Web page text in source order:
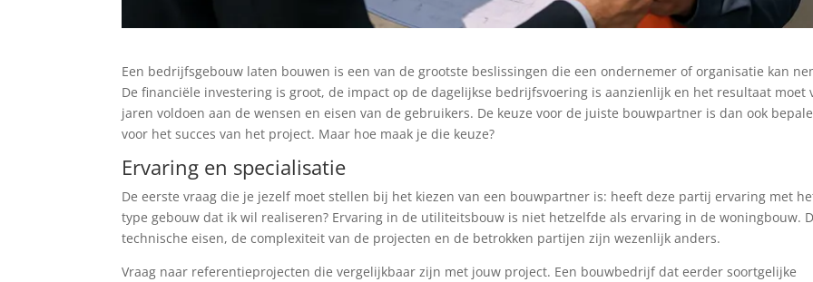
Een bedrijfsgebouw laten bouwen is een van de grootste beslissingen die een ondernemer of organisatie kan
De financiële investering is groot, de impact op de dagelijkse bedrijfsvoering is aanzienlijk en het resultaat moet
jaren voldoen aan de wensen en eisen van de gebruikers. De keuze voor de juiste bouwpartner is dan ook
voor het succes van het project. Maar hoe maak je die keuze?
Ervaring en specialisatie
De eerste vraag die je jezelf moet stellen bij het kiezen van een bouwpartner is: heeft deze partij ervaring met
type gebouw dat ik wil realiseren? Ervaring in de utiliteitsbouw is niet hetzelfde als ervaring in de woningbouw.
technische eisen, de complexiteit van de projecten en de betrokken partijen zijn wezenlijk anders.
Vraag naar referentieprojecten die vergelijkbaar zijn met jouw project. Een bouwbedrijf dat eerder soortgelijke